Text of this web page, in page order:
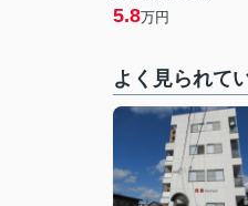
5.8万円
よく見られて